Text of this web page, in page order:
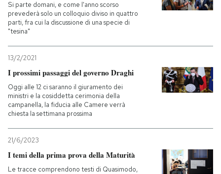
Si parte domani, e come l'anno scorso
prevederà solo un colloquio diviso in quattro
parti, fra cui la discussione di una specie di
"tesina"
13/2/2021
I prossimi passaggi del governo Draghi
Oggi alle 12 ci saranno il giuramento dei
ministri e la cosiddetta cerimonia della
campanella, la fiducia alle Camere verrà
chiesta la settimana prossima
21/6/2023
I temi della prima prova della Maturità
Le tracce comprendono testi di Quasimodo,